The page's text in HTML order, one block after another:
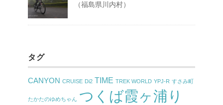
（福島県川内村）
タグ
CANYON CRUISE Di2 TIME TREK WORLD YPJ-R すさみ町
たかたのゆめちゃん つくば霞ヶ浦り